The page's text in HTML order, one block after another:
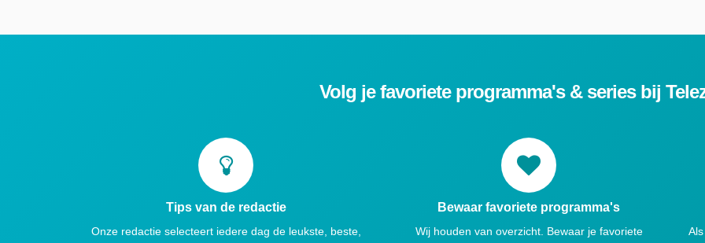
Volg je favoriete programma's & series bij
Tips van de redactie
Onze redactie selecteert iedere dag de leukste, beste,
Bewaar favoriete programma's
Wij houden van overzicht. Bewaar je favoriete